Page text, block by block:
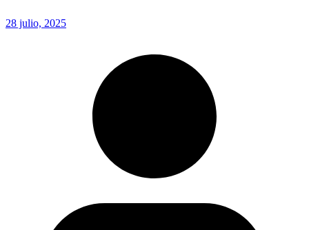
28 julio, 2025